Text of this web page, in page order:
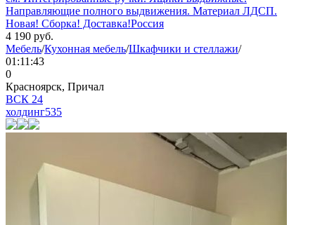
Направляющие полного выдвижения. Материал ЛДСП.
Новая! Сборка! Доставка!Россия
4 190 руб.
Мебель/Кухонная мебель/Шкафчики и стеллажи/
01:11:43
0
Красноярск, Причал
ВСК 24
холдинг535